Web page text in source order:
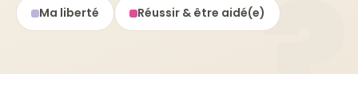
Ma liberté Réussir & être aidé(e)